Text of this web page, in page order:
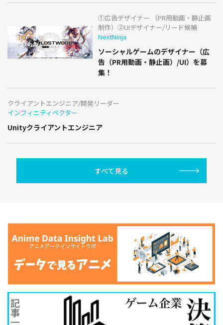
①広告デザイナー （PR用動画・静止画
制作）②UIデザイナー/リード候補
NextNinja
ソーシャルゲームのデザイナー（広
告（PR用動画・静止画）/UI）を募
集！
クライアントエンジニア/開発リーダー
インフィニティベクター
Unityクライアントエンジニア
すべて見る